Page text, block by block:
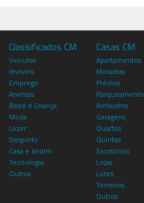
Classificados CM
Veículos
Imóveis
Emprego
Animais
Bebé e Criança
Moda
Lazer
Desporto
Casa e Jardim
Tecnologia
Outros
Casas CM
Apartamentos
Moradias
Prédios
Armazéns
Garagens
Quartos
Quintas
Escritórios
Lojas
Lotes
Terrenos
Outros